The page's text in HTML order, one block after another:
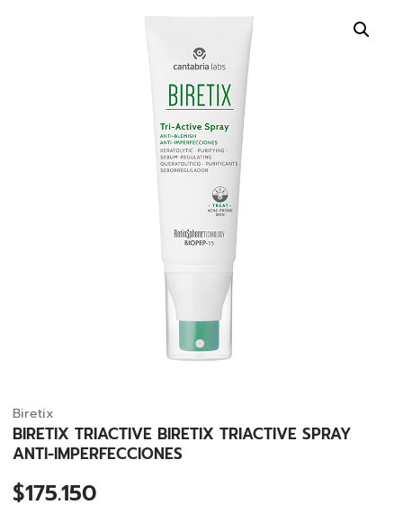
Biretix
BIRETIX TRIACTIVE BIRETIX TRIACTIVE SPRAY
ANTI-IMPERFECCIONES
$175.150